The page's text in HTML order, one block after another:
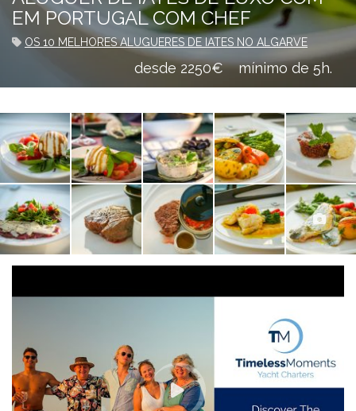
EM PORTUGAL COM CHEF
OS 10 MELHORES ALUGUERES DE IATES NO ALGARVE
desde 2250€ mínimo de 5h.